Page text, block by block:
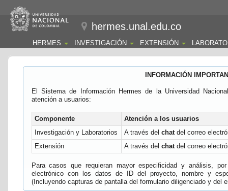
hermes.unal.edu.co
HERMES INVESTIGACIÓN EXTENSIÓN
INFORMACIÓN
El Sistema de Información Hermes de la Universidad
atención a usuarios:
Componente
Atención a los usuarios
Investigación y Laboratorios
A través del chatdel correo
Extensión
A través del chatdel correo
Para casos que requieran mayor especificidad y análisis,
electrónico con los datos de ID del proyecto, nombre y
(Incluyendo capturas de pantalla del formulario diligenciado y del